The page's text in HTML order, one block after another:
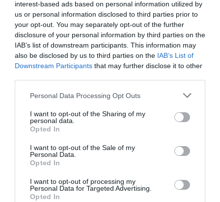
interest-based ads based on personal information utilized by
us or personal information disclosed to third parties prior to
your opt-out. You may separately opt-out of the further
disclosure of your personal information by third parties on the
IAB’s list of downstream participants. This information may
also be disclosed by us to third parties on the IAB’s List of
Downstream Participants that may further disclose it to other
Please note that this website/app uses one or more Google
not limited to your visit or usage behaviour. You may click to
grant or deny consent to Google and its third-party tags to
use your data for below specified purposes in below Google
consent section.
Personal Data Processing Opt Outs
I want to opt-out of the Sharing of my
personal data.
Opted In
I want to opt-out of the Sale of my
Personal Data.
Opted In
I want to opt-out of processing my
Personal Data for Targeted Advertising.
Opted In
caldo legno
Ponzio: Infissi in alluminio
Griesser: Schermature solari
Kikau: Persiane in alluminio
Alika: La tapparella orientabile di Kikau
MvLine: Tende tecniche e Zanzariere - Avvolgibili
in alluminio e acciaio
- Zanzariera Bora MvLine
Gasperotti: Porte blindate, portoncini e porte di
sicurezza